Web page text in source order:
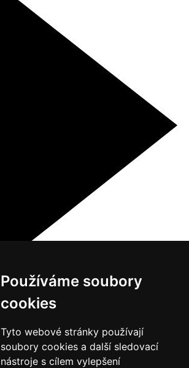
Používáme soubory
cookies
Tyto webové stránky používají
soubory cookies a další sledovací
nástroje s cílem vylepšení